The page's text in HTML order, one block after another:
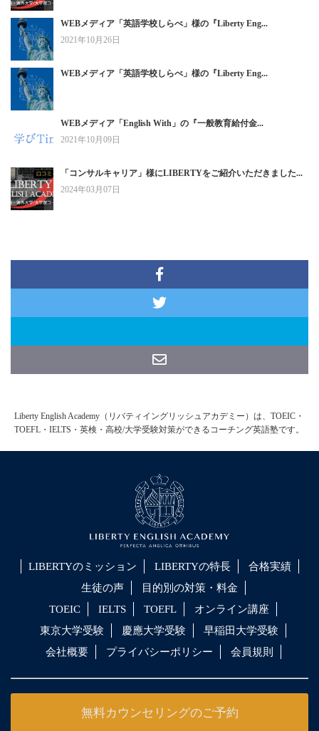
WEBメディア「英語学校しらべ」様の『Liberty Eng...
2021年10月26日
WEBメディア「英語学校しらべ」様の『Liberty Eng...
WEBメディア「English With」の『一般教育給付金...
2021年10月09日
「コンサルキャリア」様にLIBERTYをご紹介いただきました...
2024年03月07日
Liberty English Academy（リバティイングリッシュアカデミー）は、TOEIC・
TOEFL・IELTS・英検・高校/大学受験対策ができるコーチング英語塾です。
LIBERTYのミッション LIBERTYの特長
合格実績
生徒の声
目的別の対策・料金
TOEIC
IELTS TOEFL
オンライン講座
東京大学受験
慶應大学受験
早稲田大学受験
会社概要
プライバシーポリシー 会員規則
無料カウンセリングのご予約